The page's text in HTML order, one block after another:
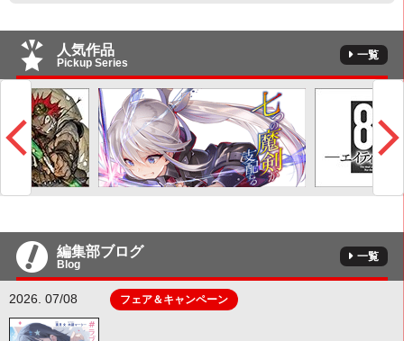
人気作品
Pickup Series
一覧
編集部ブログ
Blog
一覧
2026. 07/08 フェア＆キャンペーン